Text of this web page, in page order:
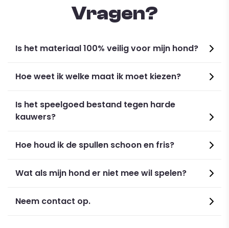
Color: White
Vragen?
Is het materiaal 100% veilig voor mijn hond?
Hoe weet ik welke maat ik moet kiezen?
Is het speelgoed bestand tegen harde
kauwers?
Hoe houd ik de spullen schoon en fris?
Wat als mijn hond er niet mee wil spelen?
Neem contact op.